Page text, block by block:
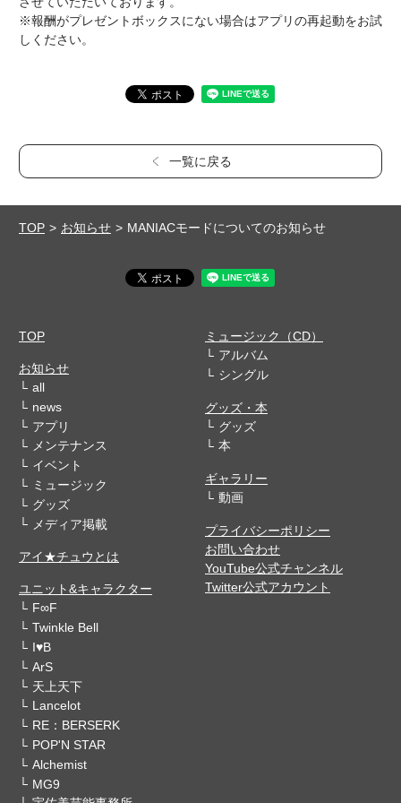
※報酬がプレゼントボックスにない場合はアプリの再起動をお試
しください。
一覧に戻る
TOP お知らせ MANIACモードについてのお知らせ
TOP
お知らせ
all
news
アプリ
メンテナンス
イベント
ミュージック
グッズ
メディア掲載
アイ★チュウとは
ユニット&キャラクター
F∞F
Twinkle Bell
I♥B
ArS
天上天下
Lancelot
RE：BERSERK
POP'N STAR
Alchemist
MG9
ミュージック（CD）
アルバム
シングル
グッズ・本
グッズ
本
ギャラリー
動画
プライバシーポリシー
お問い合わせ
YouTube公式チャンネル
Twitter公式アカウント